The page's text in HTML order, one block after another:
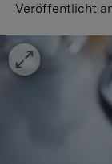
Veröffentlicht